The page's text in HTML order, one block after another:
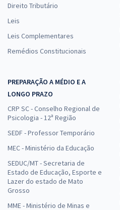
Direito Tributário
Leis
Leis Complementares
Remédios Constitucionais
PREPARAÇÃO A MÉDIO E A
LONGO PRAZO
CRP SC - Conselho Regional de
Psicologia - 12ª Região
SEDF - Professor Temporário
MEC - Ministério da Educação
SEDUC/MT - Secretaria de
Estado de Educação, Esporte e
Lazer do estado de Mato
Grosso
MME - Ministério de Minas e